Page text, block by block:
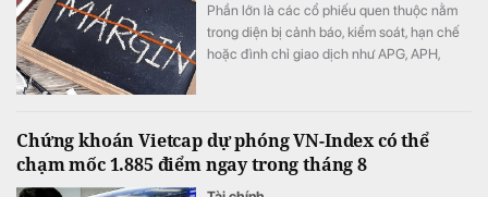
Phần lớn là các cổ phiếu quen thuộc nằm
trong diện bị cảnh báo, kiểm soát, hạn chế
hoặc đình chỉ giao dịch như APG, APH,
Chứng khoán Vietcap dự phóng VN-Index có thể
chạm mốc 1.885 điểm ngay trong tháng 8